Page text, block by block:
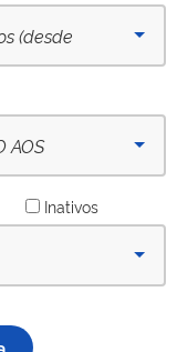
(desde
AOS
Inativos